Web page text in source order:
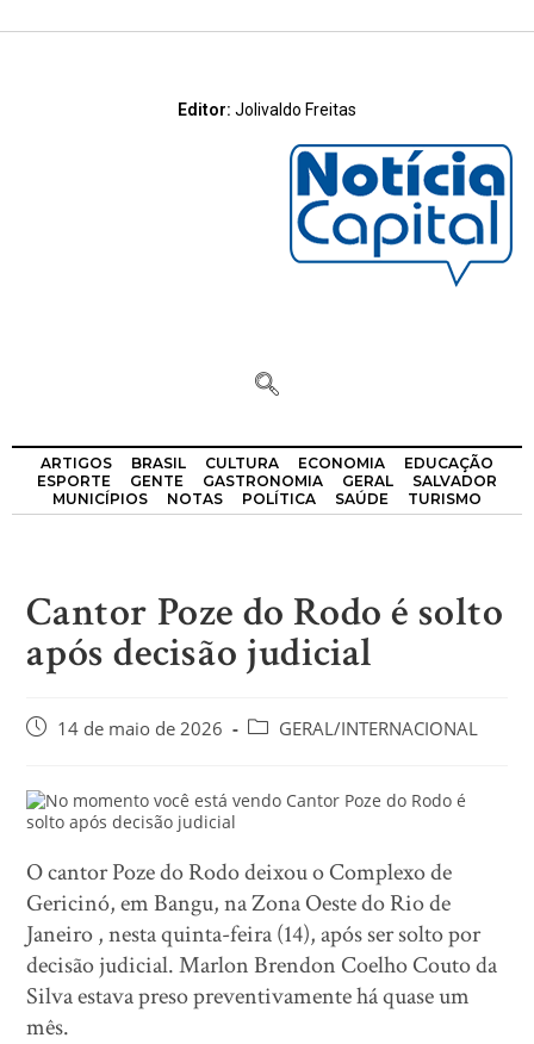
Editor: Jolivaldo Freitas
ARTIGOS BRASIL CULTURA ECONOMIA
EDUCAÇÃO
ESPORTE
GENTE GASTRONOMIA GERAL
SALVADOR
MUNICÍPIOS
NOTAS POLÍTICA SAÚDE TURISMO
Cantor Poze do Rodo é solto
após decisão judicial
14 de maio de 2026 GERAL/INTERNACIONAL
O cantor Poze do Rodo deixou o Complexo de
Gericinó, em Bangu, na Zona Oeste do Rio de
Janeiro , nesta quinta-feira (14), após ser solto por
decisão judicial. Marlon Brendon Coelho Couto da
Silva estava preso preventivamente há quase um
mês.